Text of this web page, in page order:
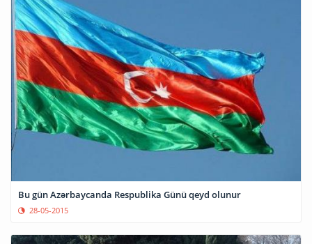
​Bu gün Azərbaycanda Respublika Günü qeyd olunur
28-05-2015